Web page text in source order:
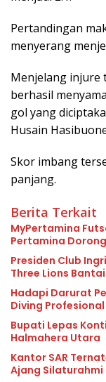
Pertandingan
menyerang
Menjelang injure
berhasil
gol yang
Husain
Skor imbang
panjang.
Berita Terkait
MyPertamina
Pertamina
Presiden Club
Three Lions
Hadapi Darurat
Diving Profesional
Bupati Lepas
Halmahera Utara
Kantor SAR
Ajang Silaturahmi